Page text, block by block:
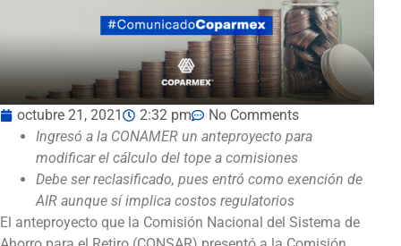
octubre 21, 2021 2:32 pm
No Comments
Ingresó a la CONAMER un anteproyecto para
modificar el cálculo del tope a comisiones
Debe ser reclasificado, pues entró como exención de
AIR aunque sí implica costos regulatorios
El anteproyecto que la Comisión Nacional del Sistema de